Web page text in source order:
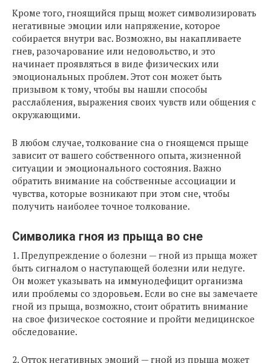
Кроме того, гноящийся прыщ может символизировать
негативные эмоции или напряжение, которое
собирается внутри вас. Возможно, вы накапливаете
гнев, разочарование или недовольство, и это
начинает проявляться в виде физических или
эмоциональных проблем. Этот сон может быть
призывом к тому, чтобы вы нашли способы
расслабления, выражения своих чувств или общения с
окружающими.
В любом случае, толкование сна о гноящемся прыще
зависит от вашего собственного опыта, жизненной
ситуации и эмоционального состояния. Важно
обратить внимание на собственные ассоциации и
чувства, которые возникают при этом сне, чтобы
получить наиболее точное толкование.
Символика гноя из прыща во сне
1. Предупреждение о болезни — гной из прыща может
быть сигналом о наступающей болезни или недуге.
Он может указывать на иммунодефицит организма
или проблемы со здоровьем. Если во сне вы замечаете
гной из прыща, возможно, стоит обратить внимание
на свое физическое состояние и пройти медицинское
обследование.
2. Отток негативных эмоций — гной из прыща может